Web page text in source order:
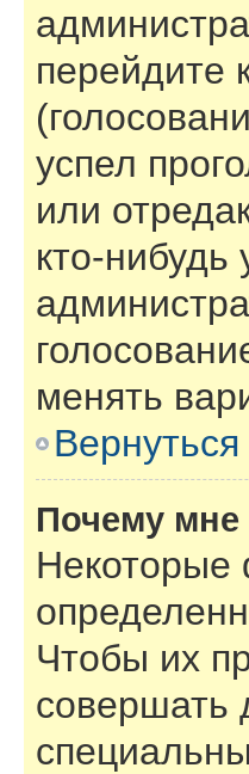
перейдите
успел
или
кто-
менять
Почему
Некоторые
Чтобы их
совершать